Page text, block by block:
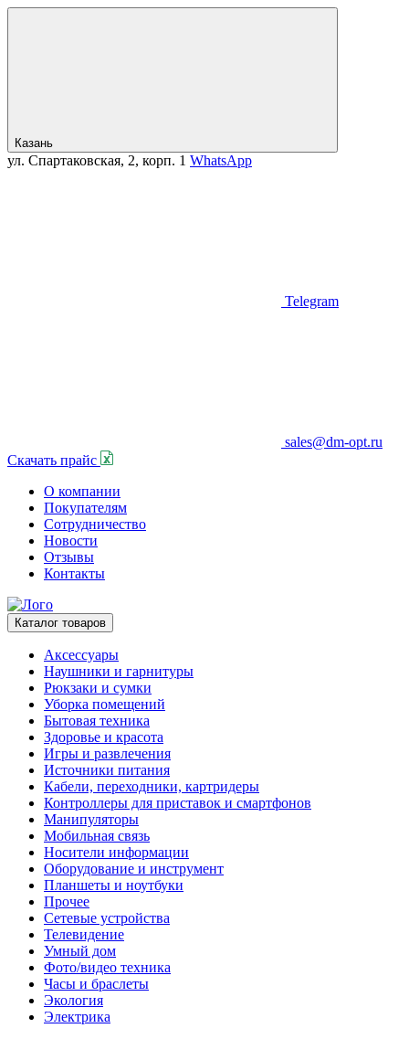
Казань
ул. Спартаковская, 2, корп. 1 WhatsApp
Telegram
sales@dm-opt.ru
Скачать прайс
О компании
Покупателям
Сотрудничество
Новости
Отзывы
Контакты
Каталог товаров
Аксессуары
Наушники и гарнитуры
Рюкзаки и сумки
Уборка помещений
Бытовая техника
Здоровье и красота
Игры и развлечения
Источники питания
Кабели, переходники, картридеры
Контроллеры для приставок и смартфонов
Манипуляторы
Мобильная связь
Носители информации
Оборудование и инструмент
Планшеты и ноутбуки
Прочее
Сетевые устройства
Телевидение
Умный дом
Фото/видео техника
Часы и браслеты
Экология
Электрика